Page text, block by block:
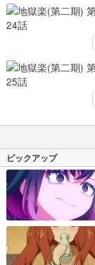
ピックアップ